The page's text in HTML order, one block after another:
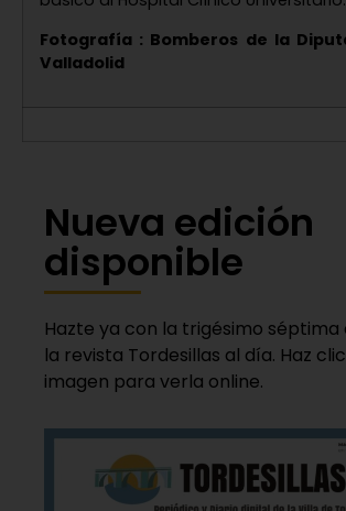
Fotografía : Bomberos de la
Valladolid
Nueva edición
disponible
Hazte ya con la trigésimo séptima
la revista Tordesillas al día. Haz
imagen para verla online.